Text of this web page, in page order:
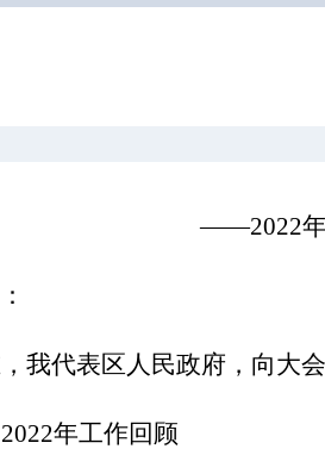
——2022年
我代表区人民政府，向大
年工作回顾